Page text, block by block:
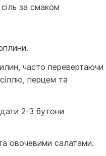
за смаком
часто перевертаючи
перцем та
2-3 бутони
овочевими салатами.